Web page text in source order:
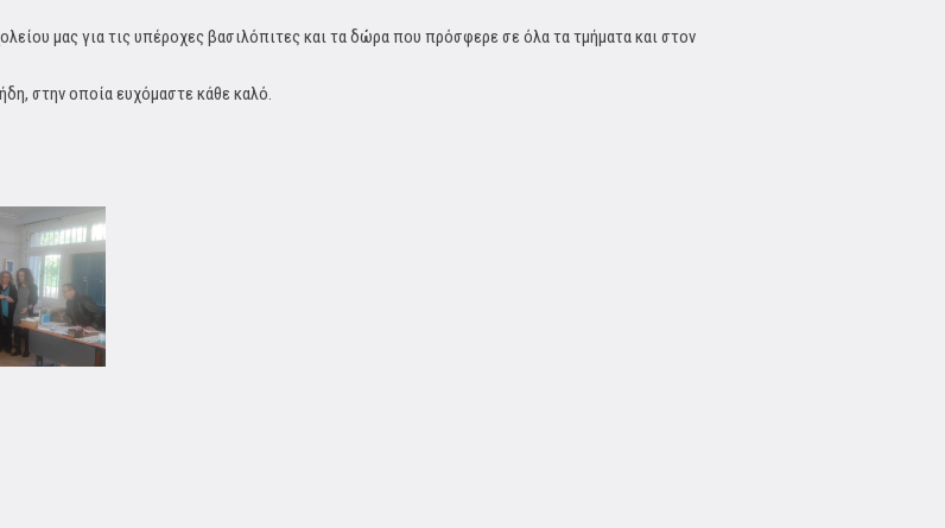
μας για τις υπέροχες βασιλόπιτες και τα δώρα που πρόσφερε σε όλα τα τμήματα και στον
στην οποία ευχόμαστε κάθε καλό.